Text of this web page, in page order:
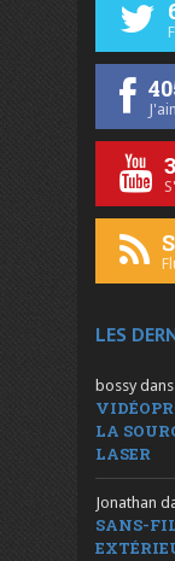
LES
bossy dans
LA
LASER
Jonathan
SANS-